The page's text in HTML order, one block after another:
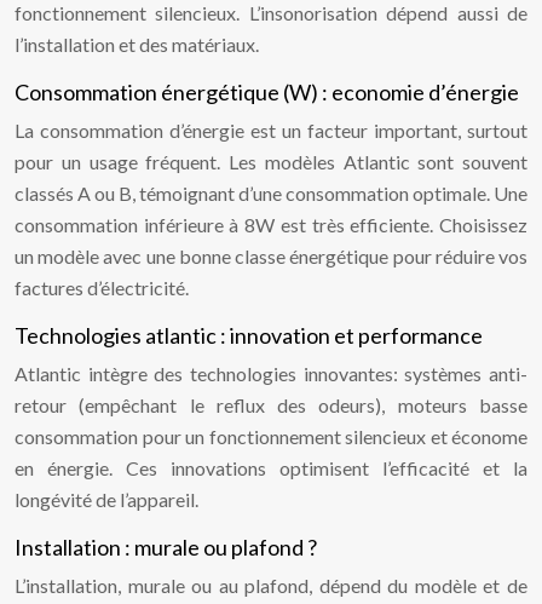
fonctionnement silencieux. L’insonorisation dépend aussi de
l’installation et des matériaux.
Consommation énergétique (W) : economie d’énergie
La consommation d’énergie est un facteur important, surtout
pour un usage fréquent. Les modèles Atlantic sont souvent
classés A ou B, témoignant d’une consommation optimale. Une
consommation inférieure à 8W est très efficiente. Choisissez
un modèle avec une bonne classe énergétique pour réduire vos
factures d’électricité.
Technologies atlantic : innovation et performance
Atlantic intègre des technologies innovantes: systèmes anti-
retour (empêchant le reflux des odeurs), moteurs basse
consommation pour un fonctionnement silencieux et économe
en énergie. Ces innovations optimisent l’efficacité et la
longévité de l’appareil.
Installation : murale ou plafond ?
L’installation, murale ou au plafond, dépend du modèle et de